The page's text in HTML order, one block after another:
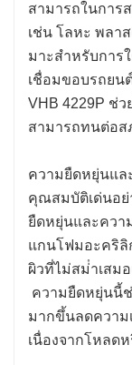
สามารถในการ
เช่น โลหะ พลา
มาะสําหรับการ
เชื่อมขอบรถยน
VHB 4229P ช่ว
สามารถทนต่อส
ความยืดหยุ่นแล
คุณสมบัติเด่นอย่
ยืดหยุ่นและควา
แกนโฟมอะคริ
ผิวที่ไม่สม่ําเสม
ความยืดหยุ่นนี้ช่
มากขึ้นลดความ
เนื่องจากโหลด